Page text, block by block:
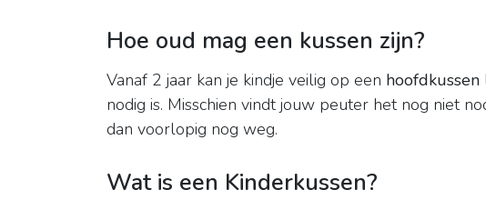
Hoe oud mag een kussen zijn?
Vanaf 2 jaar kan je kindje veilig op een hoofdkussen
nodig is. Misschien vindt jouw peuter het nog niet
dan voorlopig nog weg.
Wat is een Kinderkussen?